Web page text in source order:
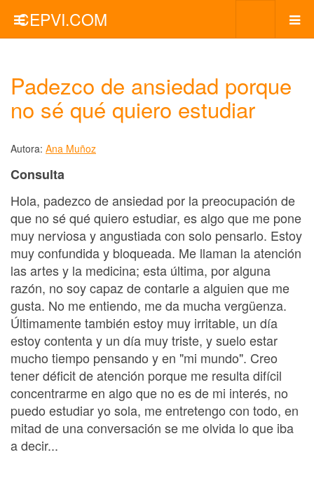
CEPVI.COM
Padezco de ansiedad porque
no sé qué quiero estudiar
Autora: Ana Muñoz
Consulta
Hola, padezco de ansiedad por la preocupación de
que no sé qué quiero estudiar, es algo que me pone
muy nerviosa y angustiada con solo pensarlo. Estoy
muy confundida y bloqueada. Me llaman la atención
las artes y la medicina; esta última, por alguna
razón, no soy capaz de contarle a alguien que me
gusta. No me entiendo, me da mucha vergüenza.
Últimamente también estoy muy irritable, un día
estoy contenta y un día muy triste, y suelo estar
mucho tiempo pensando y en "mi mundo". Creo
tener déficit de atención porque me resulta difícil
concentrarme en algo que no es de mi interés, no
puedo estudiar yo sola, me entretengo con todo, en
mitad de una conversación se me olvida lo que iba
a decir...